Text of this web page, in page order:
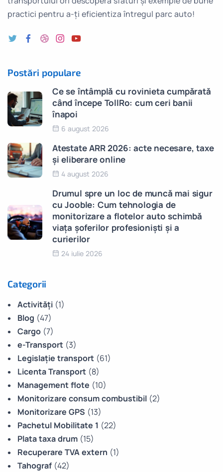
practici pentru a-ți eficientiza întregul parc auto!
Postări populare
Ce se întâmplă cu rovinieta cumpărată
când începe TollRo: cum ceri banii
înapoi
6 august 2026
Atestate ARR 2026: acte necesare, taxe
și eliberare online
4 august 2026
Drumul spre un loc de muncă mai sigur
cu Jooble: Cum tehnologia de
monitorizare a flotelor auto schimbă
viața șoferilor profesioniști și a
curierilor
24 iulie 2026
Categorii
Activități (1)
Blog (47)
Cargo (7)
e-Transport (3)
Legislație transport (61)
Licenta Transport (8)
Management flote (10)
Monitorizare consum combustibil (2)
Monitorizare GPS (13)
Pachetul Mobilitate 1 (22)
Plata taxa drum (15)
Recuperare TVA extern (1)
Tahograf (42)